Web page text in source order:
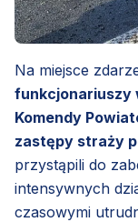
Na miejsce
funkcjonariuszy
Komendy
zastępy straży
przystąpili do
intensywnych
czasowymi